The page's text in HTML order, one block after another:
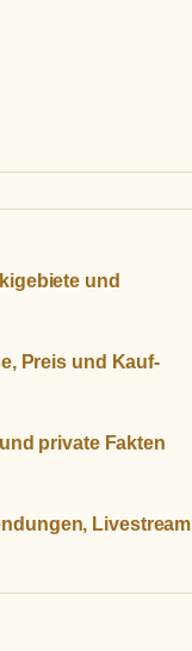
und
Preis und Kauf-
private Fakten
Livestream